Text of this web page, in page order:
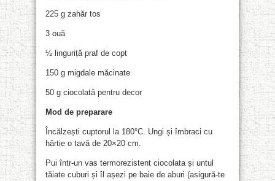
225 g zahăr tos
3 ouă
½ linguriță praf de copt
150 g migdale măcinate
50 g ciocolată pentru decor
Mod de preparare
Încălzești cuptorul la 180°C. Ungi și îmbraci cu
hârtie o tavă de 20×20 cm.
Pui într-un vas termorezistent ciocolata și untul
tăiate cuburi și îl așezi pe baie de aburi (asigură-te